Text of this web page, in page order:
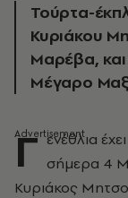
Τούρτα-
Κυριάκου
Μαρέβα,
Μέγαρο
Γ ενέθλια
σήμερα 4
Κυριάκος